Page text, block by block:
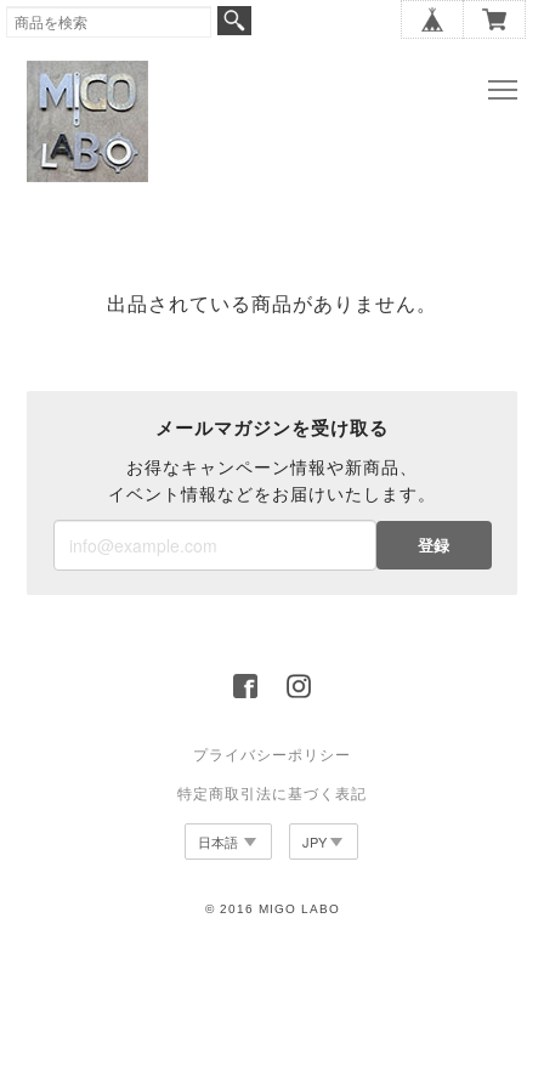
出品されている商品がありません。
メールマガジンを受け取る
お得なキャンペーン情報や新商品、
イベント情報などをお届けいたします。
登録
プライバシーポリシー
特定商取引法に基づく表記
© 2016 MIGO LABO